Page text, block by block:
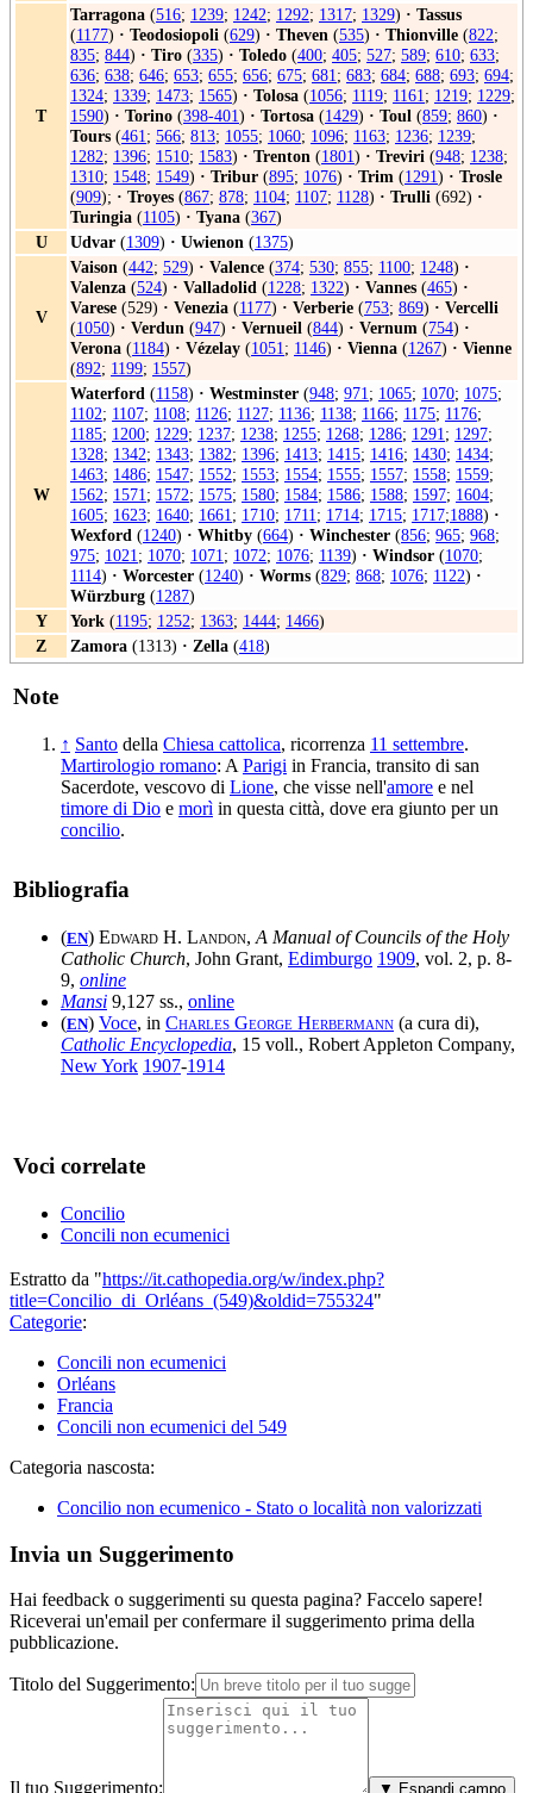
T
Tarragona (516; 1239; 1242; 1292; 1317; 1329) · Tassus
(1177) · Teodosiopoli (629) · Theven (535) · Thionville (822;
835; 844) · Tiro (335) · Toledo (400; 405; 527; 589; 610; 633;
636; 638; 646; 653; 655; 656; 675; 681; 683; 684; 688; 693; 694;
1324; 1339; 1473; 1565) · Tolosa (1056; 1119; 1161; 1219; 1229;
1590) · Torino (398-401) · Tortosa (1429) · Toul (859; 860) ·
Tours (461; 566; 813; 1055; 1060; 1096; 1163; 1236; 1239;
1282; 1396; 1510; 1583) · Trenton (1801) · Treviri (948; 1238;
1310; 1548; 1549) · Tribur (895; 1076) · Trim (1291) · Trosle
(909); · Troyes (867; 878; 1104; 1107; 1128) · Trulli (692) ·
Turingia (1105) · Tyana (367)
U
Udvar (1309) · Uwienon (1375)
V
Vaison (442; 529) · Valence (374; 530; 855; 1100; 1248) ·
Valenza (524) · Valladolid (1228; 1322) · Vannes (465) ·
Varese (529) · Venezia (1177) · Verberie (753; 869) · Vercelli
(1050) · Verdun (947) · Vernueil (844) · Vernum (754) ·
Verona (1184) · Vézelay (1051; 1146) · Vienna (1267) · Vienne
(892; 1199; 1557)
W
Waterford (1158) · Westminster (948; 971; 1065; 1070; 1075;
1102; 1107; 1108; 1126; 1127; 1136; 1138; 1166; 1175; 1176;
1185; 1200; 1229; 1237; 1238; 1255; 1268; 1286; 1291; 1297;
1328; 1342; 1343; 1382; 1396; 1413; 1415; 1416; 1430; 1434;
1463; 1486; 1547; 1552; 1553; 1554; 1555; 1557; 1558; 1559;
1562; 1571; 1572; 1575; 1580; 1584; 1586; 1588; 1597; 1604;
1605; 1623; 1640; 1661; 1710; 1711; 1714; 1715; 1717;1888) ·
Wexford (1240) · Whitby (664) · Winchester (856; 965; 968;
975; 1021; 1070; 1071; 1072; 1076; 1139) · Windsor (1070;
1114) · Worcester (1240) · Worms (829; 868; 1076; 1122) ·
Würzburg (1287)
Y
York (1195; 1252; 1363; 1444; 1466)
Z
Zamora (1313) · Zella (418)
Note
↑ Santo della Chiesa cattolica, ricorrenza 11 settembre.
Martirologio romano: A Parigi in Francia, transito di san
Sacerdote, vescovo di Lione, che visse nell'amore e nel
timore di Dio e morì in questa città, dove era giunto per un
concilio.
Bibliografia
(EN) Edward H. Landon, A Manual of Councils of the Holy
Catholic Church, John Grant, Edimburgo 1909, vol. 2, p. 8-
9, online
Mansi 9,127 ss., online
(EN) Voce, in Charles George Herbermann (a cura di),
Catholic Encyclopedia, 15 voll., Robert Appleton Company,
New York 1907-1914
Voci correlate
Concilio
Concili non ecumenici
Estratto da "https://it.cathopedia.org/w/index.php?
title=Concilio_di_Orléans_(549)&oldid=755324"
Categorie:
Concili non ecumenici
Orléans
Francia
Concili non ecumenici del 549
Categoria nascosta:
Concilio non ecumenico - Stato o località non valorizzati
Invia un Suggerimento
Hai feedback o suggerimenti su questa pagina? Faccelo sapere!
Riceverai un'email per confermare il suggerimento prima della
pubblicazione.
Titolo del Suggerimento:
Il tuo Suggerimento: ▼ Espandi campo